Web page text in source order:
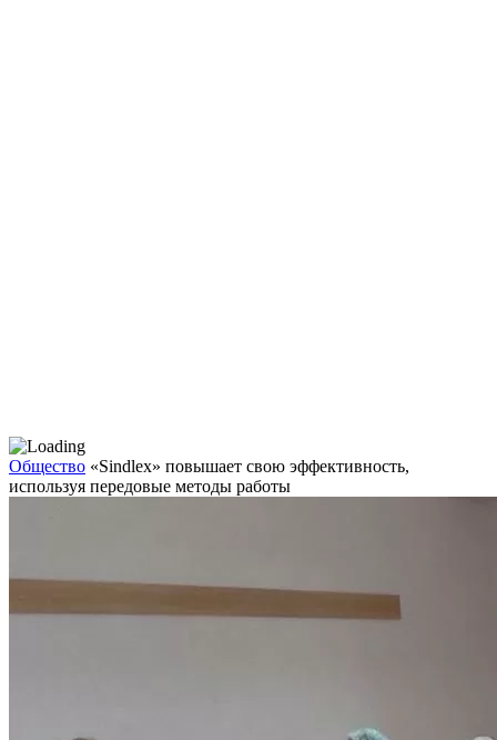
Общество «Sindlex» повышает свою эффективность,
используя передовые методы работы